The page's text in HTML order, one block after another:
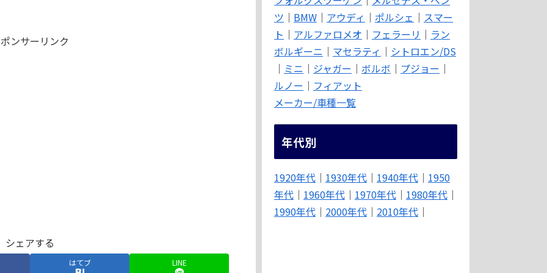
ンサーリンク
シェアする
はてブ
LINE
ツ ｜ BMW ｜ アウディ ｜ ポルシェ ｜ スマー
ト ｜ アルファロメオ ｜ フェラーリ ｜ ラン
ボルギーニ ｜ マセラティ ｜ シトロエン/DS
｜ ミニ ｜ ジャガー ｜ ボルボ ｜ プジョー ｜
ルノー ｜ フィアット
メーカー/車種一覧
年代別
1920年代 ｜ 1930年代 ｜ 1940年代 ｜ 1950
年代 ｜ 1960年代 ｜ 1970年代 ｜ 1980年代 ｜
1990年代 ｜ 2000年代 ｜ 2010年代 ｜